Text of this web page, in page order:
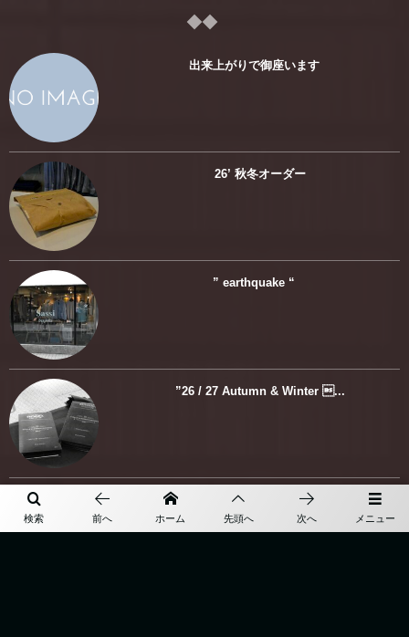
メニュー
検索 前へ ホーム 先頭へ 次へ
出来上がりで御座います
26’ 秋冬オーダー
” earthquake “
”26 / 27 Autumn & Winter ...
REDA ABITO / JA LINE